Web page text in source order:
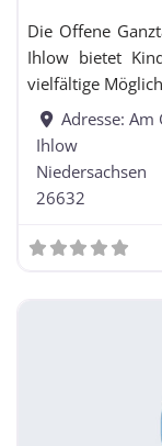
Die Offene
Ihlow bietet
vielfältige
Adresse: Am
Ihlow
Niedersachsen
26632